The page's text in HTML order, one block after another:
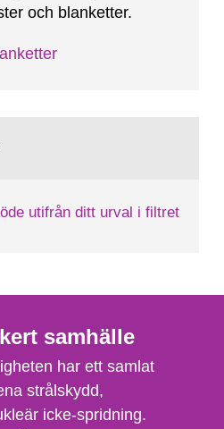
och blanketter.
utifrån ditt urval i filtret
samhälle
har ett samlat
strålskydd,
icke-spridning.